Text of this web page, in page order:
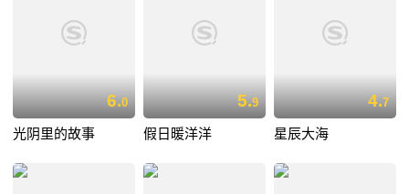
6.0
光阴里的故事
5.9
假日暖洋洋
4.7
星辰大海